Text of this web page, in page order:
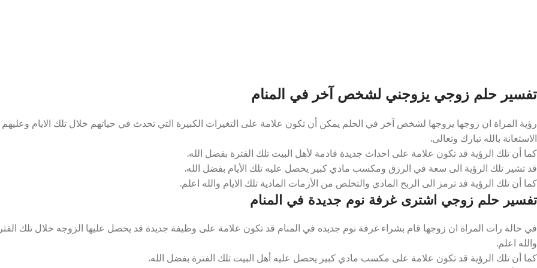
تفسير حلم زوجي يزوجني لشخص آخر في المنام
رؤية المراة ان زوجها يزوجها لشخص آخر في الحلم يمكن أن تكون علامة على التغيرات الكبيرة التي تحدث في حياتهم خلال تلك الايام وعليهم
الاستعانة بالله تبارك وتعالى.
كما أن تلك الرؤية قد تكون علامة على احداث جديدة قادمة لأهل البيت تلك الفترة بفضل الله.
قد تشير تلك الرؤية الى سعة في الرزق ومكسب مادي كبير يحصل عليه تلك الأيام بفضل الله.
كما أن تلك الرؤية قد ترمز الى الربح المادي والتخلص من الأزمات المادية تلك الايام والله اعلم.
تفسير حلم زوجي اشترى غرفة نوم جديدة في المنام
في حالة رات المراة ان زوجها قام بشراء غرفة نوم جديده في المنام قد تكون علامة على وظيفة جديدة قد يحصل عليها الزوجه خلال تلك
والله اعلم.
كما أن تلك الرؤية قد تكون علامة على مكسب مادي كبير يحصل عليه أهل البيت تلك الفترة بفضل الله.